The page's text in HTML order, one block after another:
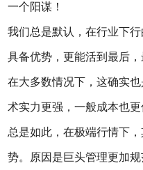
一个阳谋！
我们总是默认，在行业下
具备优势，更能活到最后
在大多数情况下，这确实
术实力更强，一般成本也
总是如此，在极端行情下
势。原因是巨头管理更加